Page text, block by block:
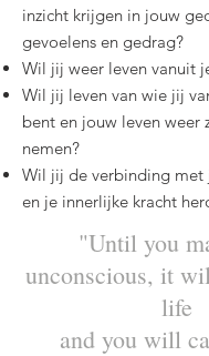
inzicht krijgen in jouw
gevoelens en gedrag?
Wil jij weer leven vanuit
Wil jij leven van wie jij
bent en jouw leven weer
nemen?
Wil jij de verbinding met
en je innerlijke kracht
"Until you
unconscious, it
life
and you will